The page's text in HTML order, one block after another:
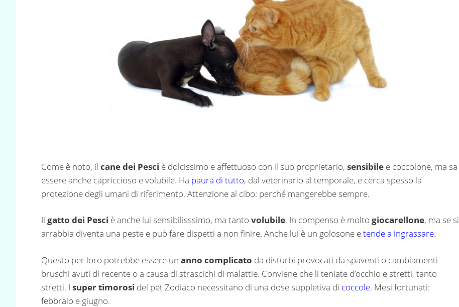
Come è noto, il cane dei Pesci è dolcissimo e affettuoso con il suo proprietario, sensibile e coccolone, ma sa
essere anche capriccioso e volubile. Ha paura di tutto, dal veterinario al temporale, e cerca spesso la
protezione degli umani di riferimento. Attenzione al cibo: perché mangerebbe sempre.
Il gatto dei Pesci è anche lui sensibilisssimo, ma tanto volubile. In compenso è molto giocarellone, ma se si
arrabbia diventa una peste e può fare dispetti a non finire. Anche lui è un golosone etende a ingrassare.
Questo per loro potrebbe essere un anno complicato da disturbi provocati da spaventi o cambiamenti
bruschi avuti di recente o a causa di strascichi di malattie. Conviene che li teniate d’occhio e stretti, tanto
stretti. I super timorosi del pet Zodiaco necessitano di una dose suppletiva di coccole. Mesi fortunati:
febbraio e giugno.